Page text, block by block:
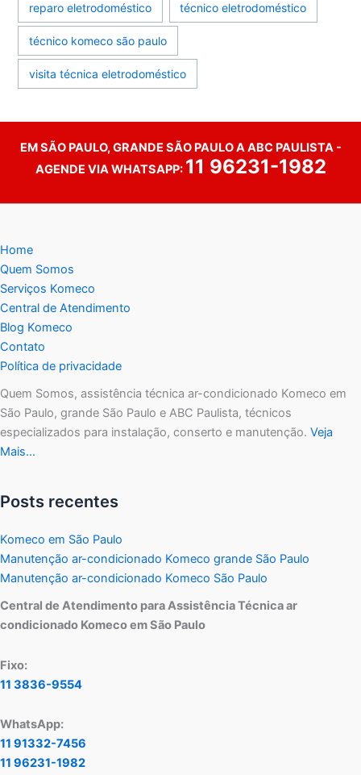
reparo eletrodoméstico técnico eletrodoméstico
técnico komeco são paulo
visita técnica eletrodoméstico
EM SÃO PAULO, GRANDE SÃO PAULO A ABC PAULISTA -
AGENDE VIA WHATSAPP: 11 96231-1982
Home
Quem Somos
Serviços Komeco
Central de Atendimento
Blog Komeco
Contato
Política de privacidade
Quem Somos, assistência técnica ar-condicionado Komeco em
São Paulo, grande São Paulo e ABC Paulista, técnicos
especializados para instalação, conserto e manutenção. Veja
Mais…
Posts recentes
Komeco em São Paulo
Manutenção ar-condicionado Komeco grande São Paulo
Manutenção ar-condicionado Komeco São Paulo
Central de Atendimento para Assistência Técnica ar
condicionado Komeco em São Paulo
Fixo:
11 3836-9554
WhatsApp:
11 91332-7456
11 96231-1982